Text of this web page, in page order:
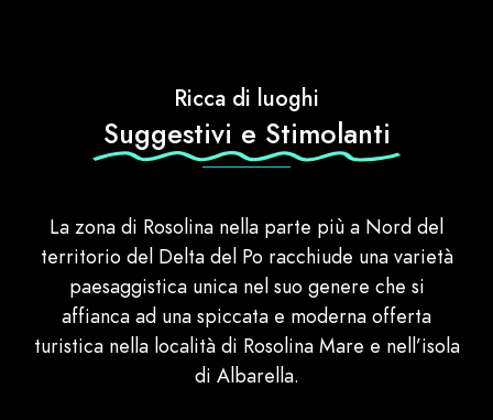
Ricca di luoghi
Suggestivi e Stimolanti
La zona di Rosolina nella parte più a Nord del
territorio del Delta del Po racchiude una varietà
paesaggistica unica nel suo genere che si
affianca ad una spiccata e moderna offerta
turistica nella località di Rosolina Mare e nell’isola
di Albarella.